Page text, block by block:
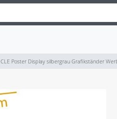
CLE Poster Display silbergrau Grafikständer